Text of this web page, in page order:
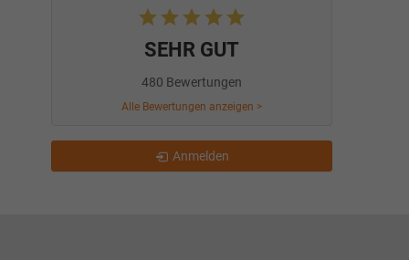
SEHR GUT
480 Bewertungen
Alle Bewertungen anzeigen >
Anmelden